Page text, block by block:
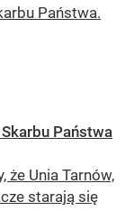
Państwa.
Państwa
że Unia Tarnów,
starają się